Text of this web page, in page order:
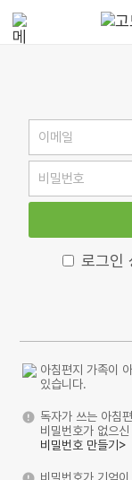
로그인
아침편지 가족이
있습니다.
독자가 쓰는 아침
비밀번호가 없으
비밀번호 만들기>